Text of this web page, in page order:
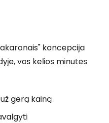
koncepcija
vos kelios minutės
gerą kainą